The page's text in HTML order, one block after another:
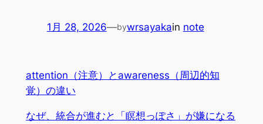
1月 28, 2026—bywrsayakain note
attention（注意）とawareness（周辺的知
覚）の違い
なぜ、統合が進むと「瞑想っぽさ」が嫌になる